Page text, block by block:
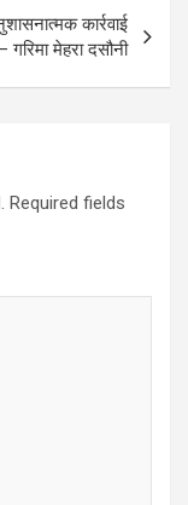
कार्रवाई
– गरिमा मेहरा दसौनी
Required fields